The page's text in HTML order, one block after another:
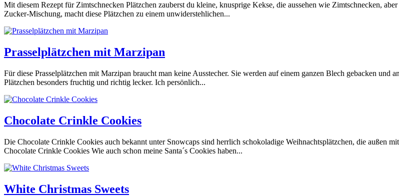
Mit diesem Rezept für Zimtschnecken Plätzchen zauberst du kleine, knusprige Kekse, die aussehen wie Zimtschnecken,
Zucker-Mischung, macht diese Plätzchen zu einem unwiderstehlichen...
Prasselplätzchen mit Marzipan
Für diese Prasselplätzchen mit Marzipan braucht man keine Ausstecher. Sie werden auf einem ganzen Blech gebacken
Plätzchen besonders fruchtig und richtig lecker. Ich persönlich...
Chocolate Crinkle Cookies
Die Chocolate Crinkle Cookies auch bekannt unter Snowcaps sind herrlich schokoladige Weihnachtsplätzchen, die außen
Chocolate Crinkle Cookies Wie auch schon meine Santa´s Cookies haben...
White Christmas Sweets